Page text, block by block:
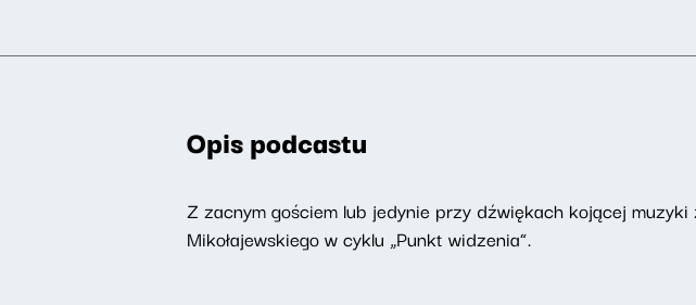
Opis podcastu
Z zacnym gościem lub jedynie przy dźwiękach kojącej
Mikołajewskiego w cyklu „Punkt widzenia”.